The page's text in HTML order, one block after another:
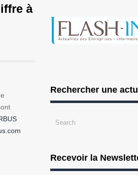
à
Rechercher une
Recevoir la